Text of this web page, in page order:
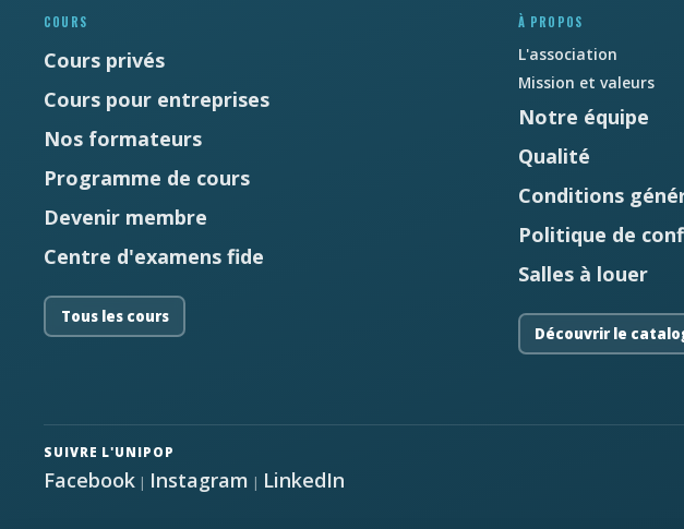
COURS
Cours privés
Cours pour entreprises
Nos formateurs
Programme de cours
Devenir membre
Centre d'examens fide
Tous les cours
À PROPOS
L'association
Mission et valeurs
Notre équipe
Qualité
Conditions
Politique de
Salles à louer
Découvrir le
SUIVRE L'UNIPOP
Facebook | Instagram | LinkedIn
nouveautés que nous réservons à nos
*
Prénom*
Nom*
Votre adresse de messagerie est uniquement
utilisée pour vous envoyer notre lettre d'information
ainsi que des informations concernant nos activités.